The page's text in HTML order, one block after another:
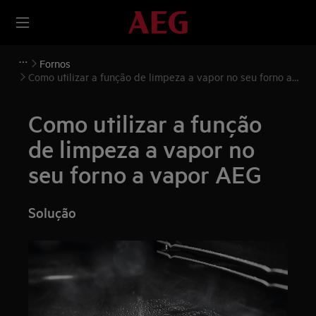
Fornos
Como utilizar a função de limpeza a vapor no seu forno a
Como utilizar a função
de limpeza a vapor no
seu forno a vapor AEG
Solução